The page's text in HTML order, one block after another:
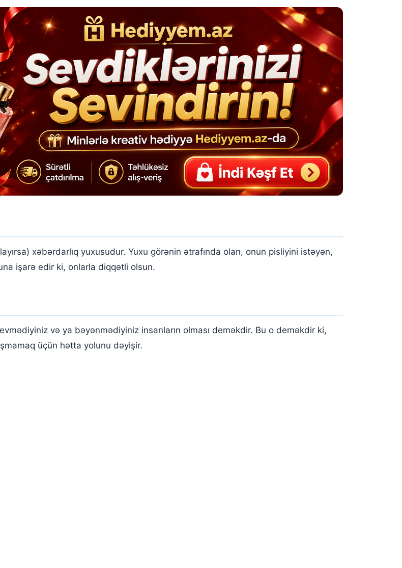
xəbərdarlıq yuxusudur. Yuxu görənin ətrafında olan, onun pisliyini istəyən,
işarə edir ki, onlarla diqqətli olsun.
və ya bəyənmədiyiniz insanların olması deməkdir. Bu o deməkdir ki,
üçün hətta yolunu dəyişir.